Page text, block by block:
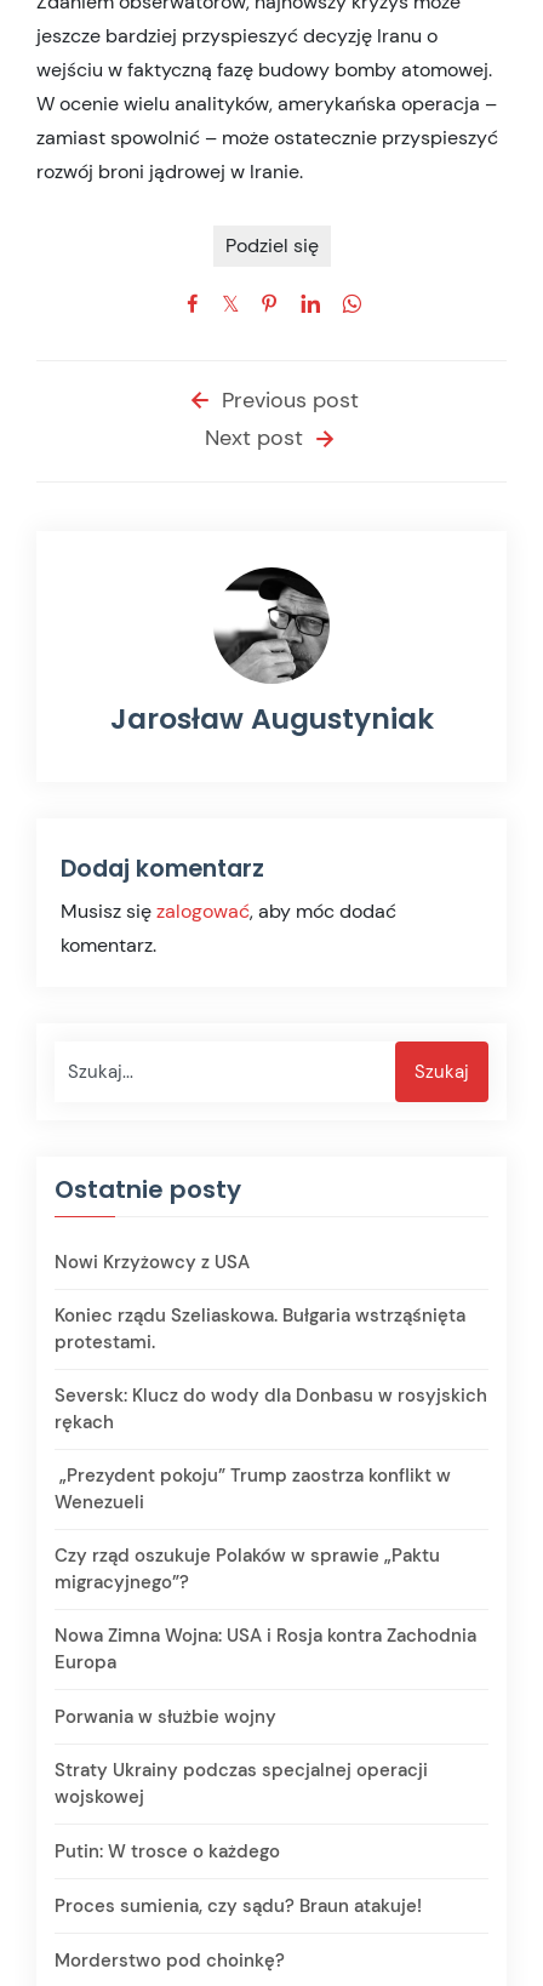
jeszcze bardziej przyspieszyć decyzję Iranu o
wejściu w faktyczną fazę budowy bomby atomowej.
W ocenie wielu analityków, amerykańska operacja –
zamiast spowolnić – może ostatecznie przyspieszyć
rozwój broni jądrowej w Iranie.
Podziel się
Previous post
Next post
Jarosław Augustyniak
Dodaj komentarz
Musisz sięzalogować, aby móc dodać
komentarz.
Szukaj Szukaj
Ostatnie posty
Nowi Krzyżowcy z USA
Koniec rządu Szeliaskowa. Bułgaria wstrząśnięta
protestami.
Seversk: Klucz do wody dla Donbasu w rosyjskich
rękach
„Prezydent pokoju” Trump zaostrza konflikt w
Wenezueli
Czy rząd oszukuje Polaków w sprawie „Paktu
migracyjnego”?
Nowa Zimna Wojna: USA i Rosja kontra Zachodnia
Europa
Porwania w służbie wojny
Straty Ukrainy podczas specjalnej operacji
wojskowej
Putin: W trosce o każdego
Proces sumienia, czy sądu? Braun atakuje!
Morderstwo pod choinkę?